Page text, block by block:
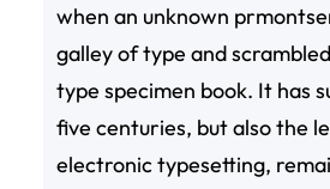
when an unknown
galley of type and
type specimen book. It has
five centuries, but also the
electronic typesetting,